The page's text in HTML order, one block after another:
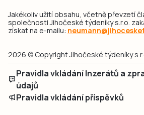
Jakékoliv užití obsahu, včetně převzetí
společnosti Jihočeské týdeníky s.r.o.
získat na e-mailu:
2026 © Copyright Jihočeské týdeníky
Pravidla vkládání Inzerátů a
údajů
Pravidla vkládání příspěvků